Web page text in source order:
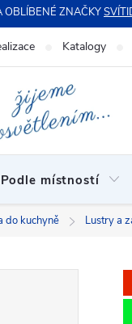
OBLÍBENÉ ZNAČKY
Katalogy
Podle místností
do kuchyně Lustry a